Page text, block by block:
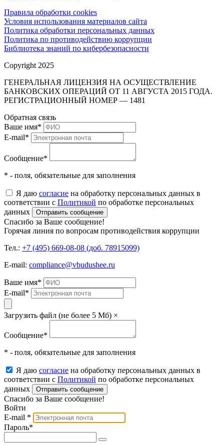
Правила обработки cookies
Условия использования материалов сайта
Политика обработки персональных данных
Политика по противодействию коррупции
Библиотека знаний по кибербезопасности
Copyright 2025
ГЕНЕРАЛЬНАЯ ЛИЦЕНЗИЯ НА ОСУЩЕСТВЛЕНИЕ
БАНКОВСКИХ ОПЕРАЦИЙ ОТ 11 АВГУСТА 2015 ГОДА.
РЕГИСТРАЦИОННЫЙ НОМЕР — 1481
Обратная связь
Ваше имя*
E-mail*
Сообщение*
* - поля, обязательные для заполнения
Я даю согласие на обработку персональных данных в
соответствии с Политикой по обработке персональных
данных
Отправить сообщение
Спасибо за Ваше сообщение!
Горячая линия по вопросам противодействия коррупции
Тел.: +7 (495) 669-08-08 (доб. 78915099)
E-mail: compliance@vbudushee.ru
Ваше имя*
E-mail*
Загрузить файл (не более 5 Мб) ×
Сообщение*
* - поля, обязательные для заполнения
Я даю согласие на обработку персональных данных в
соответствии с Политикой по обработке персональных
данных
Отправить сообщение
Спасибо за Ваше сообщение!
Войти
E-mail *
Пароль*